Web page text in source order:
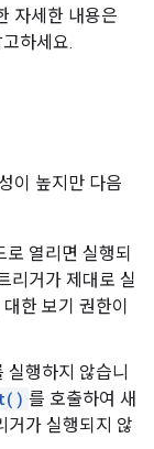
자세한 내용은
하세요.
이 높지만 다음
열리면 실행되
리거가 제대로 실
한 보기 권한이
행하지 않습니
를 호출하여 새
거가 실행되지 않